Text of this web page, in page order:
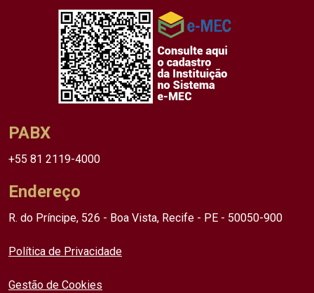
PABX
+55 81 2119-4000
Endereço
R. do Príncipe, 526 - Boa Vista, Recife - PE - 50050-900
Política de Privacidade
Gestão de Cookies